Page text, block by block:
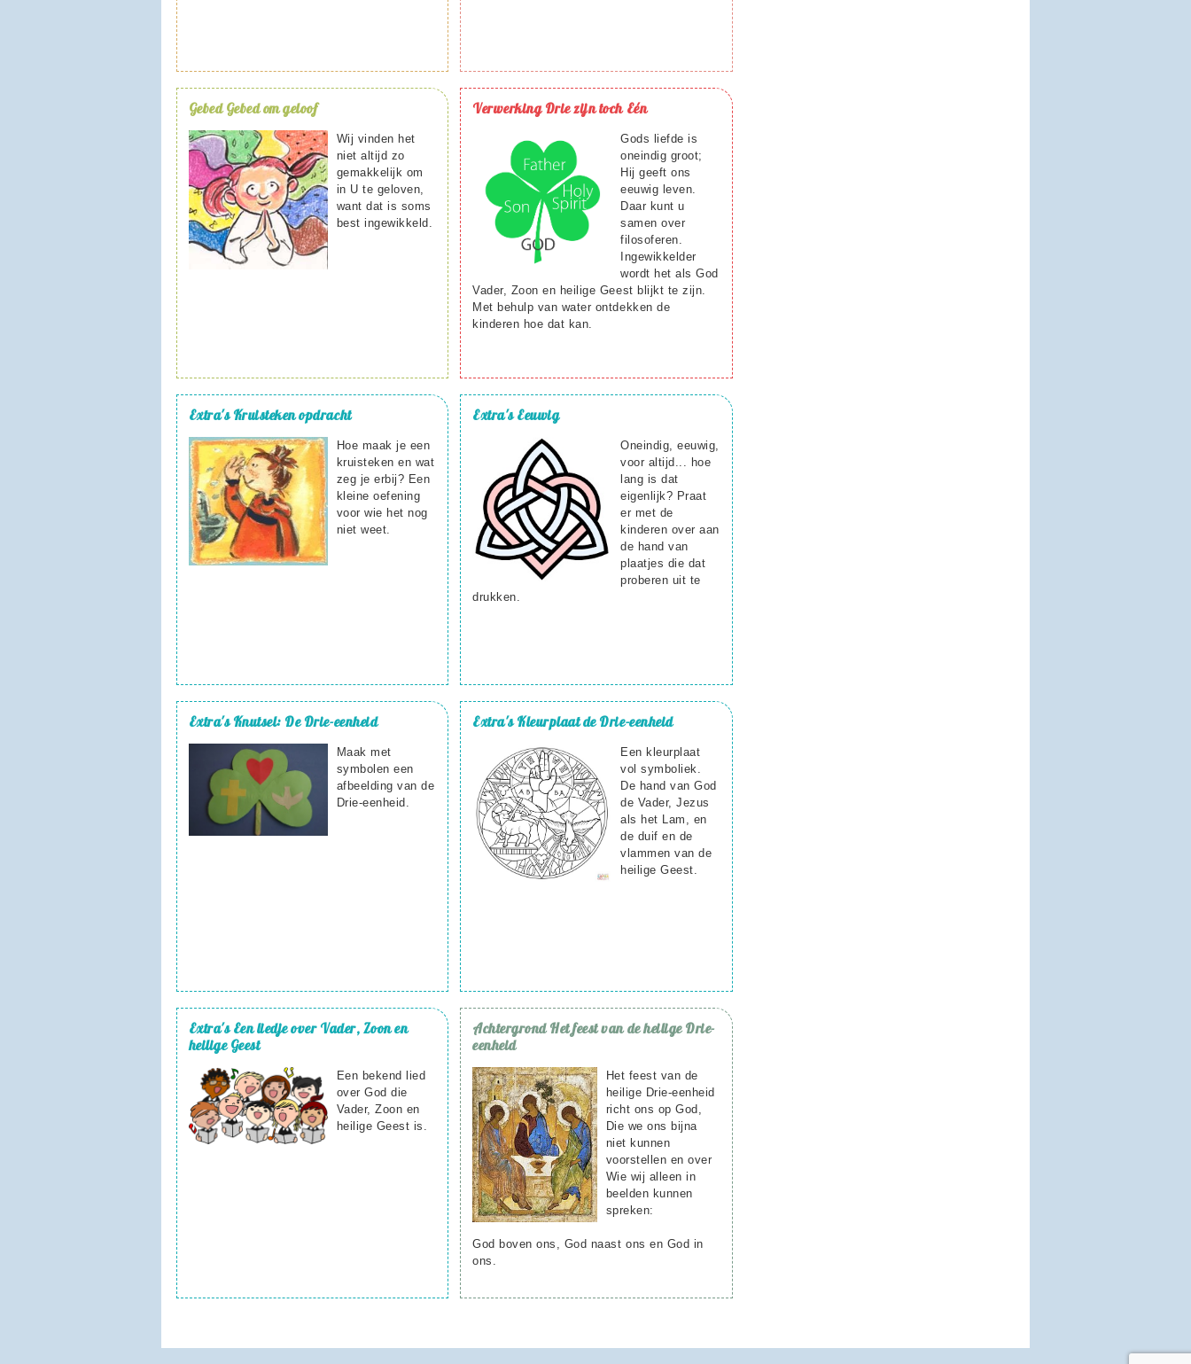
GebedGebed om geloof
Wij vinden het
niet altijd zo
gemakkelijk om
in U te geloven,
want dat is soms
best ingewikkeld.
VerwerkingDrie zijn toch Eén
Gods liefde is
oneindig groot;
Hij geeft ons
eeuwig leven.
Daar kunt u
samen over
filosoferen.
Ingewikkelder
wordt het als God
Vader, Zoon en heilige Geest blijkt te zijn.
Met behulp van water ontdekken de
kinderen hoe dat kan.
Extra'sKruisteken opdracht
Hoe maak je een
kruisteken en wat
zeg je erbij? Een
kleine oefening
voor wie het nog
niet weet.
Extra'sEeuwig
Oneindig, eeuwig,
voor altijd... hoe
lang is dat
eigenlijk? Praat
er met de
kinderen over aan
de hand van
plaatjes die dat
proberen uit te
drukken.
Extra'sKnutsel: De Drie-eenheid
Maak met
symbolen een
afbeelding van de
Drie-eenheid.
Extra'sKleurplaat de Drie-eenheid
Een kleurplaat
vol symboliek.
De hand van God
de Vader, Jezus
als het Lam, en
de duif en de
vlammen van de
heilige Geest.
Extra'sEen liedje over Vader, Zoon en
heilige Geest
Een bekend lied
over God die
Vader, Zoon en
heilige Geest is.
AchtergrondHet feest van de heilige Drie-
eenheid
Het feest van de
heilige Drie-eenheid
richt ons op God,
Die we ons bijna
niet kunnen
voorstellen en over
Wie wij alleen in
beelden kunnen
spreken:
God boven ons, God naast ons en God in
ons.